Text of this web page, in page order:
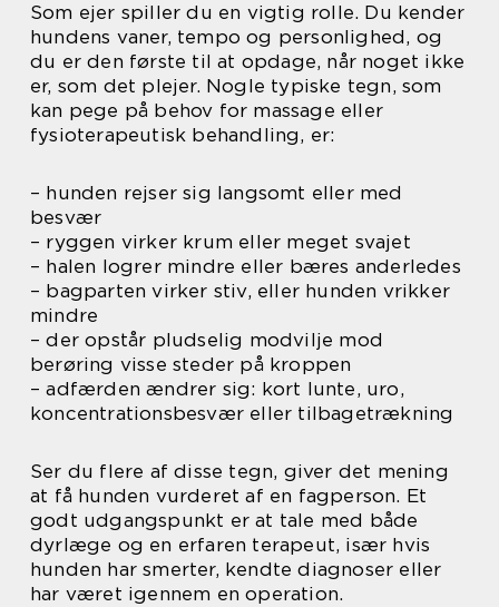
Som ejer spiller du en vigtig rolle. Du kender
hundens vaner, tempo og personlighed, og
du er den første til at opdage, når noget ikke
er, som det plejer. Nogle typiske tegn, som
kan pege på behov for massage eller
fysioterapeutisk behandling, er:
– hunden rejser sig langsomt eller med
besvær
– ryggen virker krum eller meget svajet
– halen logrer mindre eller bæres anderledes
– bagparten virker stiv, eller hunden vrikker
mindre
– der opstår pludselig modvilje mod
berøring visse steder på kroppen
– adfærden ændrer sig: kort lunte, uro,
koncentrationsbesvær eller tilbagetrækning
Ser du flere af disse tegn, giver det mening
at få hunden vurderet af en fagperson. Et
godt udgangspunkt er at tale med både
dyrlæge og en erfaren terapeut, især hvis
hunden har smerter, kendte diagnoser eller
har været igennem en operation.